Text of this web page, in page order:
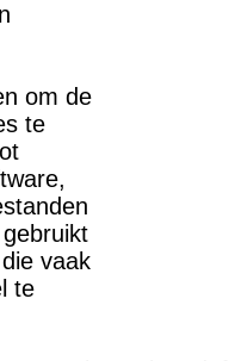
om de
te
vaak
te